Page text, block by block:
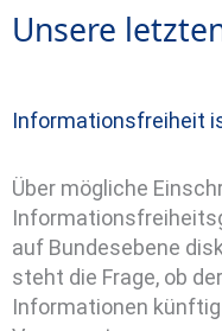
Unsere
Informationsfreiheit
Über mögliche
auf Bundesebene
steht die Frage, ob
Informationen